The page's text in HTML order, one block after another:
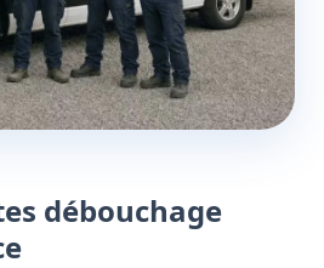
débouchage